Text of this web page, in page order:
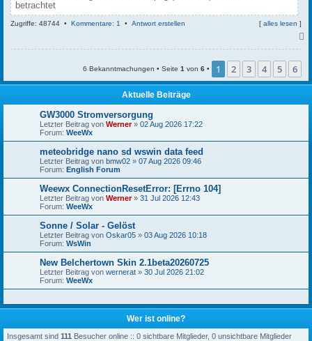
betrachtet
Zugriffe: 48744 • Kommentare: 1 • Antwort erstellen [ alles lesen ]
b
n
6 Bekanntmachungen • Seite 1 von 6 • 1 2 3 4 5 6
Aktuelle Beiträge
GW3000 Stromversorgung
Letzter Beitrag von Werner» 02 Aug 2026 17:22
Forum: WeeWx
meteobridge nano sd wswin data feed
Letzter Beitrag von bmw02 » 07 Aug 2026 09:46
Forum: English Forum
Weewx ConnectionResetError: [Errno 104]
Letzter Beitrag von Werner» 31 Jul 2026 12:43
Forum: WeeWx
Sonne / Solar - Gelöst
Letzter Beitrag von Oskar05 » 03 Aug 2026 10:18
Forum: WsWin
New Belchertown Skin 2.1beta20260725
Letzter Beitrag von wernerat » 30 Jul 2026 21:02
Forum: WeeWx
Wer ist online?
Insgesamt sind 111 Besucher online :: 0 sichtbare Mitglieder, 0 unsichtbare Mitglieder